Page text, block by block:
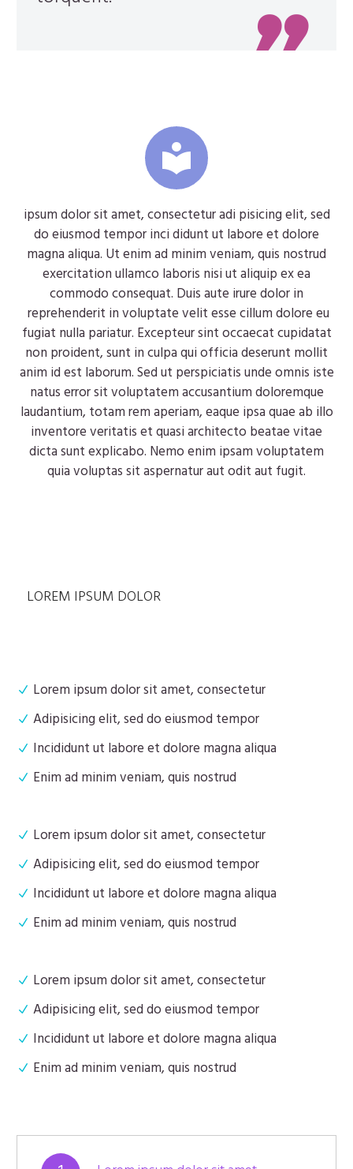


ipsum dolor sit amet, consectetur adi pisicing elit, sed
do eiusmod tempor inci didunt ut labore et dolore
magna aliqua. Ut enim ad minim veniam, quis nostrud
exercitation ullamco laboris nisi ut aliquip ex ea
commodo consequat. Duis aute irure dolor in
reprehenderit in voluptate velit esse cillum dolore eu
fugiat nulla pariatur. Excepteur sint occaecat cupidatat
non proident, sunt in culpa qui officia deserunt mollit
anim id est laborum. Sed ut perspiciatis unde omnis iste
natus error sit voluptatem accusantium doloremque
laudantium, totam rem aperiam, eaque ipsa quae ab illo
inventore veritatis et quasi architecto beatae vitae
dicta sunt explicabo. Nemo enim ipsam voluptatem
quia voluptas sit aspernatur aut odit aut fugit.
LOREM IPSUM DOLOR
Lorem ipsum dolor sit amet, consectetur
Adipisicing elit, sed do eiusmod tempor
Incididunt ut labore et dolore magna aliqua
Enim ad minim veniam, quis nostrud
Lorem ipsum dolor sit amet, consectetur
Adipisicing elit, sed do eiusmod tempor
Incididunt ut labore et dolore magna aliqua
Enim ad minim veniam, quis nostrud
Lorem ipsum dolor sit amet, consectetur
Adipisicing elit, sed do eiusmod tempor
Incididunt ut labore et dolore magna aliqua
Enim ad minim veniam, quis nostrud